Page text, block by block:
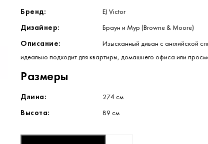
Бренд: EJ Victor
Дизайнер: Браун и Мур (Browne & Moore)
Описание: Изысканный диван с английской
идеально подходит для квартиры, домашнего офиса или
Размеры
Длина: 274 см
Высота: 89 см